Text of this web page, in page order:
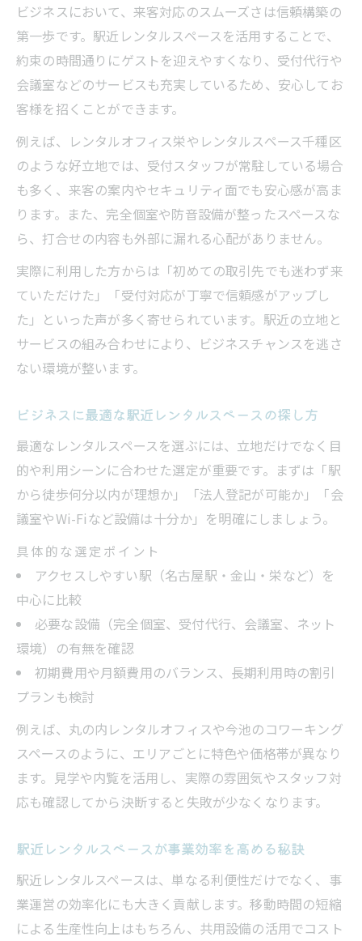
ビジネスにおいて、来客対応のスムーズさは信頼構築の
第一歩です。駅近レンタルスペースを活用することで、
約束の時間通りにゲストを迎えやすくなり、受付代行や
会議室などのサービスも充実しているため、安心してお
客様を招くことができます。
例えば、レンタルオフィス栄やレンタルスペース千種区
のような好立地では、受付スタッフが常駐している場合
も多く、来客の案内やセキュリティ面でも安心感が高ま
ります。また、完全個室や防音設備が整ったスペースな
ら、打合せの内容も外部に漏れる心配がありません。
実際に利用した方からは「初めての取引先でも迷わず来
ていただけた」「受付対応が丁寧で信頼感がアップし
た」といった声が多く寄せられています。駅近の立地と
サービスの組み合わせにより、ビジネスチャンスを逃さ
ない環境が整います。
ビジネスに最適な駅近レンタルスペースの探し方
最適なレンタルスペースを選ぶには、立地だけでなく目
的や利用シーンに合わせた選定が重要です。まずは「駅
から徒歩何分以内が理想か」「法人登記が可能か」「会
議室やWi-Fiなど設備は十分か」を明確にしましょう。
具体的な選定ポイント
アクセスしやすい駅（名古屋駅・金山・栄など）を
中心に比較
必要な設備（完全個室、受付代行、会議室、ネット
環境）の有無を確認
初期費用や月額費用のバランス、長期利用時の割引
プランも検討
例えば、丸の内レンタルオフィスや今池のコワーキング
スペースのように、エリアごとに特色や価格帯が異なり
ます。見学や内覧を活用し、実際の雰囲気やスタッフ対
応も確認してから決断すると失敗が少なくなります。
駅近レンタルスペースが事業効率を高める秘訣
駅近レンタルスペースは、単なる利便性だけでなく、事
業運営の効率化にも大きく貢献します。移動時間の短縮
による生産性向上はもちろん、共用設備の活用でコスト